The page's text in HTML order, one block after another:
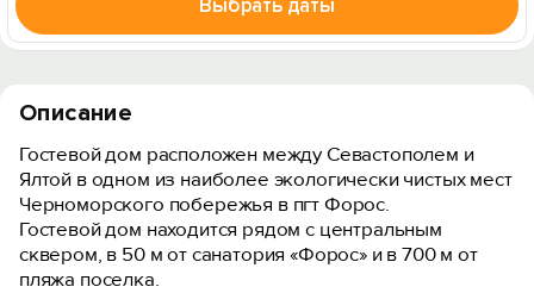
Выбрать даты
Описание
Гостевой дом расположен между Севастополем и
Ялтой в одном из наиболее экологически чистых мест
Черноморского побережья в пгт Форос.
Гостевой дом находится рядом с центральным
сквером, в 50 м от санатория «Форос» и в 700 м от
пляжа поселка.